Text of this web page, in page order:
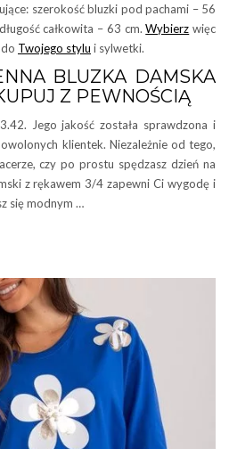
szerokość bluzki pod pachami – 56
całkowita – 63 cm.Wybierz więc
Twojego stylu i sylwetki.
BLUZKA DAMSKA
Z PEWNOŚCIĄ
Jego jakość została sprawdzona i
klientek. Niezależnie od tego,
czy po prostu spędzasz dzień na
z rękawem 3/4 zapewni Ci wygodę i
się modnym …